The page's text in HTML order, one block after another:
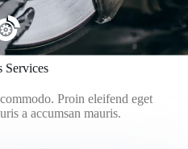
Services
Proin eleifend eget
a accumsan mauris.